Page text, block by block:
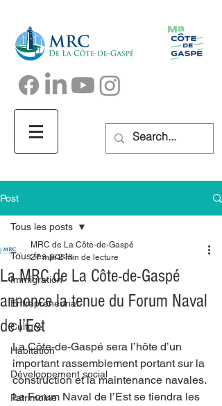
Post
Tous les posts
Immigration
Entrepreneuriat
Culture
Habitation
Développement social
Patrimoine
Tous les posts
La MRC de La Côte-de-Gaspé
annonce la tenue du Forum Naval
de l’Est
MRC de La Côte-de-Gaspé
27 mai 2 min de lecture
La Côte-de-Gaspé sera l’hôte d’un
important rassemblement portant sur la
construction et la maintenance navales.
Le Forum Naval de l’Est se tiendra les